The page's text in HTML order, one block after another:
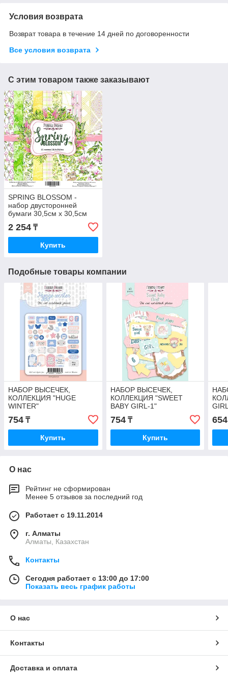
Условия возврата
Возврат товара в течение 14 дней по договоренности
Все условия возврата
С этим товаром также заказывают
SPRING BLOSSOM -
набор двусторонней
бумаги 30,5см х 30,5см
2 254 ₸
Купить
Подобные товары компании
НАБОР ВЫСЕЧЕК,
КОЛЛЕКЦИЯ "HUGE
WINTER"
754 ₸
Купить
НАБОР ВЫСЕЧЕК,
КОЛЛЕКЦИЯ "SWEET
BABY GIRL-1"
754₸
Купить
654
О нас
Рейтинг не сформирован
Менее 5 отзывов за последний год
Работает с 19.11.2014
г. Алматы
Алматы, Казахстан
Контакты
Сегодня работает с 13:00 до 17:00
Показать весь график работы
О нас
Контакты
Доставка и оплата